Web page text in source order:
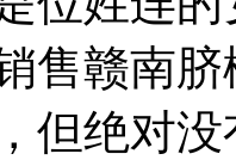
售赣南
但绝对